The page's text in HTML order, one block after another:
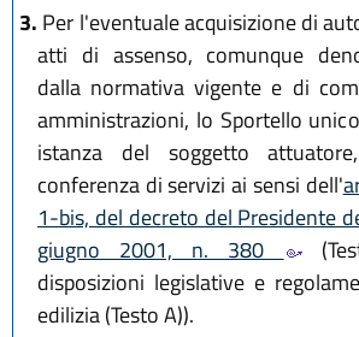
3. Per l'eventuale acquisizione di
atti di assenso, comunque
dalla normativa vigente e di
amministrazioni, lo Sportello
istanza del soggetto
conferenza di servizi ai sensi dell'
1-bis, del decreto del Presidente
giugno 2001, n. 380
disposizioni legislative e
edilizia (Testo A)).